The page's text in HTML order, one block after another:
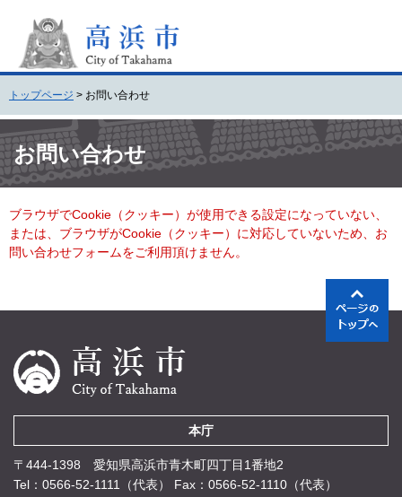
頭
で
す
。
飛
ば
し
て
本
へ
トップページ > お問い合わせ
文 お問い合わせ
ブラウザでCookie（クッキー）が使用できる設定になっていない、
または、ブラウザがCookie（クッキー）に対応していないため、お
問い合わせフォームをご利用頂けません。
本庁
〒444-1398 愛知県高浜市青木町四丁目1番地2
Tel：0566-52-1111（代表）
Fax：0566-52-1110（代表）